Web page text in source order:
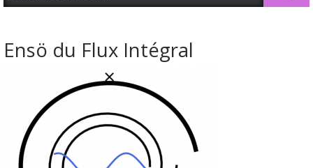
Ensö du Flux Intégral